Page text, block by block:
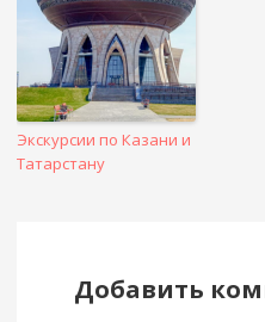
Экскурсии по Казани и
Татарстану
Добавить